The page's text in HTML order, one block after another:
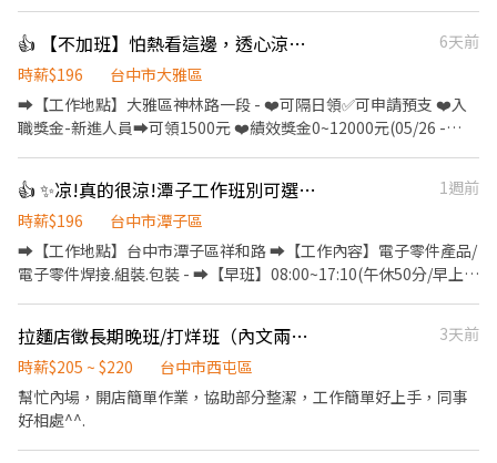
節獎金或禮品 ➪久坐冷氣房，舒適工作環境 ————— ❁工作地點 ❁
—————— 台中市潭子區祥和路 ———— ❁工作時間&薪資 ❁
————— ▪日班：08:00-17:10 ▪小夜班：15:50-00:30(240元/天)
▪大夜班：23:50-08:30(380元/天) 💰薪資:31000元 ➡️週休二日 ➡️
元 大夜班滿一個月3000元、兩個月6000元、三個月8000元 ⭐️加班
慰勞獎金: 每三個月累計加班大於 120 小時，獎金 4000 元 每三個月
1000元、滿3個月3000 元、滿6個月3000 元 —————— ❁工作內容
❁——————— ▪ 電子零件焊接、組裝、測試、包裝 ▪ 產品檢驗及
試產前置作業
👍 【不加班】怕熱看這邊，透心涼冷氣房✅作業員✅周休六日👌免經驗可-綠
6天前
時薪$196
台中市大雅區
➡️【工作地點】大雅區神林路一段 - ❤️可隔日領✅可申請預支 ❤️入
職獎金-新進人員➡️可領1500元 ❤️績效獎金0~12000元(05/26 -
15:50~00:20➡️薪資30000元✅中班津貼200元/天 ➡️薪資
34200~34400元 - ➡️【中夜班】19:30~04:00➡️薪資30000元✅中夜
班津貼300元/天 ➡️薪資36300~36600元 - ➡️【夜班】
23:50~08:20➡️薪資30000元✅夜班津貼300元/天 ➡️薪資
36300~36600元 - ▶️知名品牌手機加工 CNC機台操作.流水線組裝操
房 ✅【休假制度】周休六日 ✅【安心就業】享有勞保.健保.團保.特
休.勞退 ✅【吃飯】早中班免費供餐.中夜班、夜班餐費有補助70塊/
╔~~♥~~♥~~⭐️【 應徵方式 】⭐️~~♥~~♥~~╗ ↓↓找嘉嘉 工作攏
低嘉↓↓ ☎️連絡電話:0933670253 ☎️加賴詢問:@927wcdri 陳嘉嘉
➡️火速找嘉嘉 https://lin.ee/Y30dLdb ╚~~♥~~♥~~⭐️【 快速找工
👍 ✨凉!真的很涼!潭子工作班別可選➡️電子零件大廠✅徵作業員-吉
1週前
時薪$196
台中市潭子區
➡️【工作地點】台中市潭子區祥和路 ➡️【工作內容】電子零件產品/
電子零件焊接.組裝.包裝 - ➡️【早班】08:00~17:10(午休50分/早上下
夜班津貼30塊/H ➡️薪資36K起.配合加班平均約42K ✨需在新夜班實
習(13:00~21:30) ❤️培育獎金第一個月:2000元、第二個月:4000元、
第三個月:5000元 - ➡️【大夜班】23:50~08:30//休息時
間:02:50~03:30 ➡️【薪資】31000元+大夜班津貼48塊/H ➡️薪資39K
拉麵店徵長期晚班/打烊班（內文兩時段可選）
3天前
時薪$205 ~ $220
台中市西屯區
幫忙內場，開店簡單作業，協助部分整潔，工作簡單好上手，同事
好相處^^.